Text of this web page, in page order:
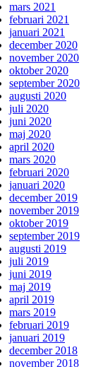
mars 2021
februari 2021
januari 2021
december 2020
november 2020
oktober 2020
september 2020
augusti 2020
juli 2020
juni 2020
maj 2020
april 2020
mars 2020
februari 2020
januari 2020
december 2019
november 2019
oktober 2019
september 2019
augusti 2019
juli 2019
juni 2019
maj 2019
april 2019
mars 2019
februari 2019
januari 2019
december 2018
november 2018